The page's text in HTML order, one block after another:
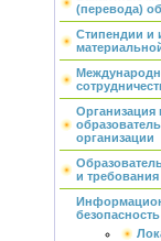
(перевода)
Стипендии и
Организация
организации
и требования
безопасность